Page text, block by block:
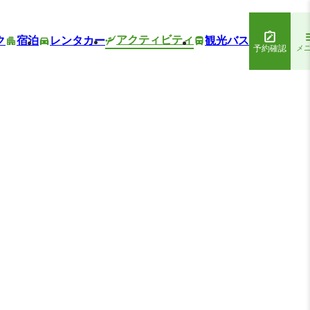
宿泊 レンタカー アクティビティ 観光バス
予約確認 メ